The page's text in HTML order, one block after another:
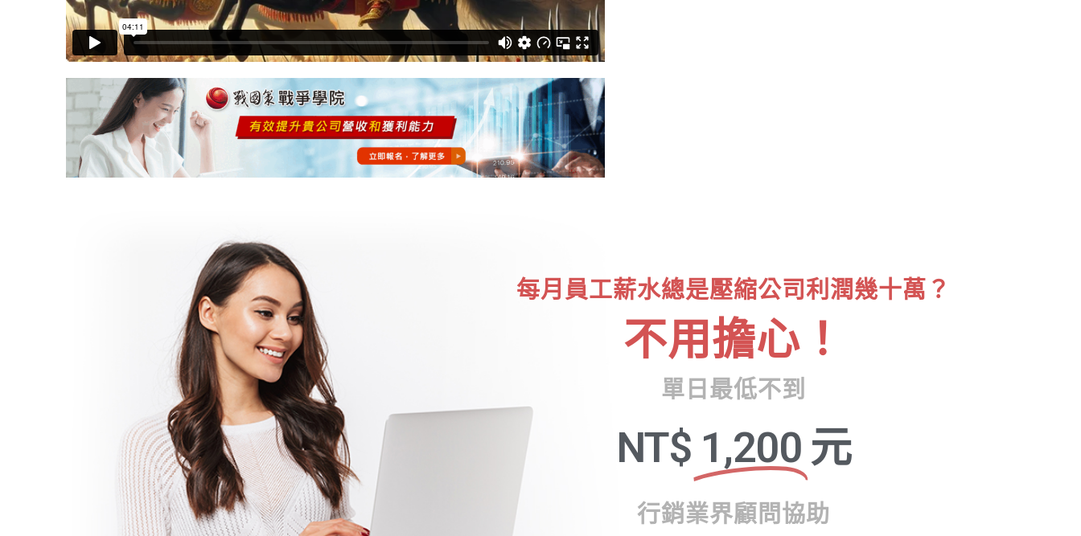
每月員工薪水總是壓縮公司利潤幾十萬？
不用擔心！
單日最低不到
NT$ 1,200 元
行銷業界顧問協助